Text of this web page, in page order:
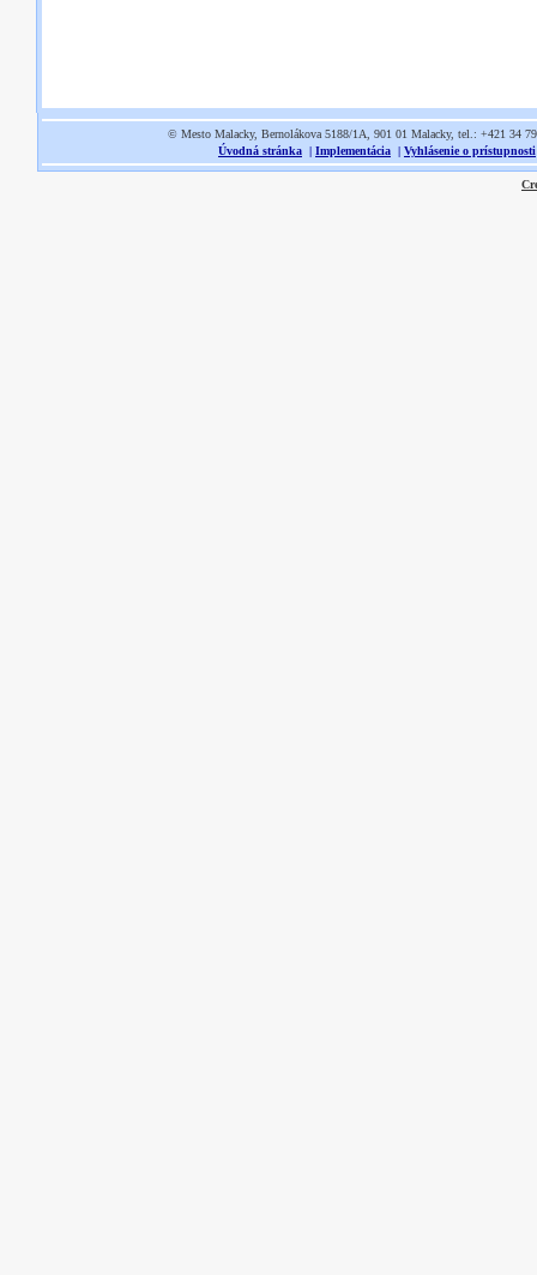
© Mesto Malacky, Bernolákova 5188/1A, 901 01 Malacky, tel.: +421 34
Úvodná stránka | Implementácia | Vyhlásenie o prístupnosti